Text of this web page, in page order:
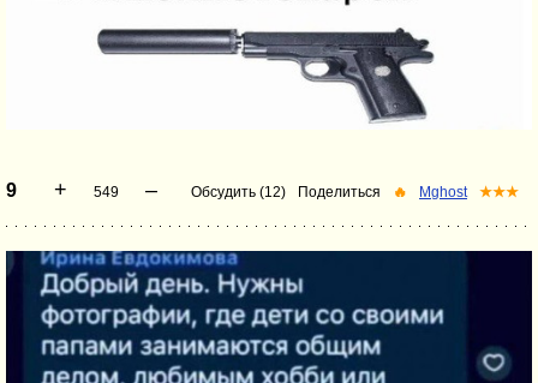
9 + 549 – Обсудить (12) Поделиться 🔥 Mghost ★★★